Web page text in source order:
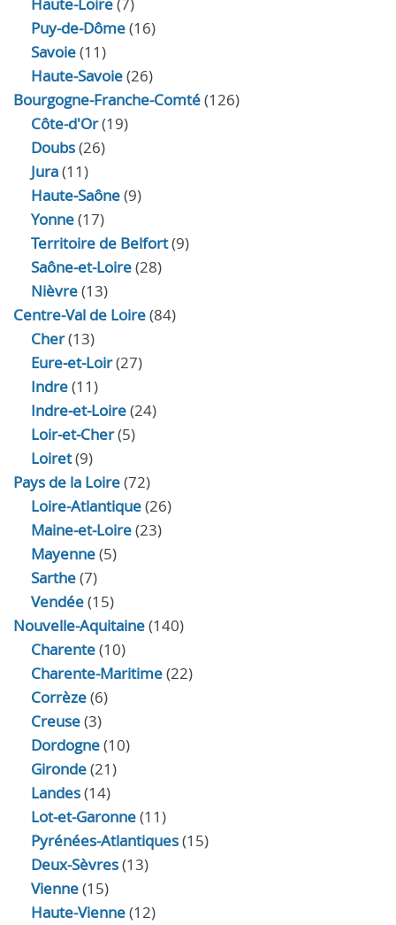
Puy-de-Dôme(16)
Savoie(11)
Haute-Savoie(26)
Bourgogne-Franche-Comté(126)
Côte-d'Or(19)
Doubs(26)
Jura(11)
Haute‑Saône(9)
Yonne(17)
Territoire de Belfort(9)
Saône-et-Loire(28)
Nièvre(13)
Centre-Val de Loire(84)
Cher(13)
Eure‑et‑Loir(27)
Indre(11)
Indre‑et‑Loire(24)
Loir‑et‑Cher(5)
Loiret(9)
Pays de la Loire(72)
Loire-Atlantique(26)
Maine-et-Loire(23)
Mayenne(5)
Sarthe(7)
Vendée(15)
Nouvelle-Aquitaine(140)
Charente(10)
Charente-Maritime(22)
Corrèze(6)
Creuse(3)
Dordogne(10)
Gironde(21)
Landes(14)
Lot-et-Garonne(11)
Pyrénées-Atlantiques(15)
Deux-Sèvres(13)
Vienne(15)
Haute-Vienne(12)